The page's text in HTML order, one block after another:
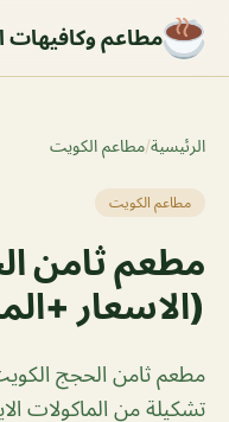
مطاعم وكافيهات
الرئيسية/مطاعم الكويت
مطاعم الكويت
مطعم ثامن
(الاسعار
مطعم ثامن الحجج
تشكيلة من الماكولات